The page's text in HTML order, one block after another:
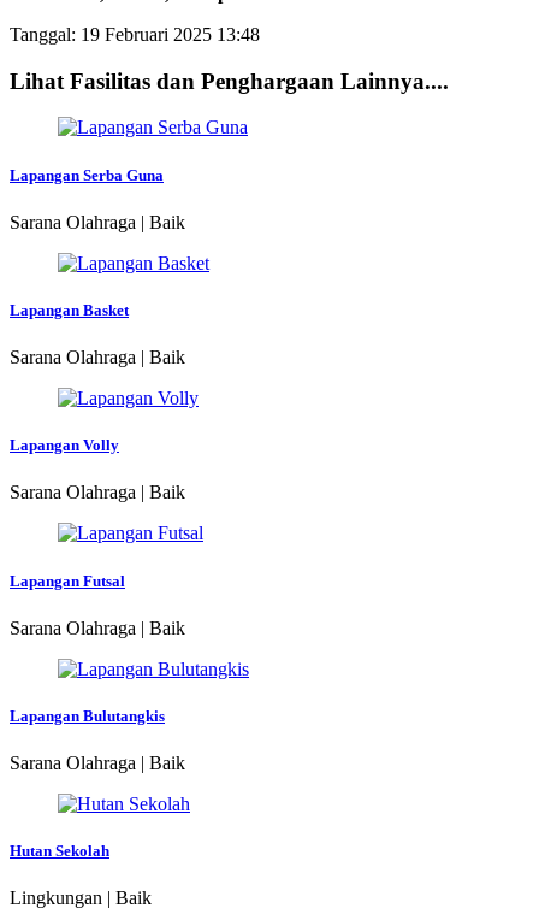
Tanggal: 19 Februari 2025 13:48
Lihat Fasilitas dan Penghargaan Lainnya....
Lapangan Serba Guna
Sarana Olahraga | Baik
Lapangan Basket
Sarana Olahraga | Baik
Lapangan Volly
Sarana Olahraga | Baik
Lapangan Futsal
Sarana Olahraga | Baik
Lapangan Bulutangkis
Sarana Olahraga | Baik
Hutan Sekolah
Lingkungan | Baik